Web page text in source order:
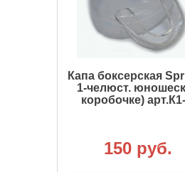
Капа боксерская
1-челюст.
коробочке)
150 руб.